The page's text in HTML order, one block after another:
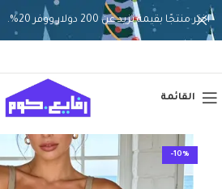
القائمة
-10%
اختر منتجًا بقيمة تزيد عن 200 دولار ووفر 20%.